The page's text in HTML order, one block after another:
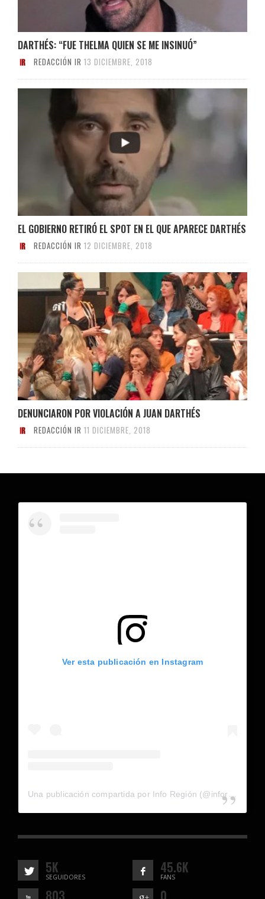
DARTHÉS: “FUE THELMA QUIEN SE ME INSINUÓ”
REDACCIÓN IR 13 DICIEMBRE, 2018
EL GOBIERNO RETIRÓ EL SPOT EN EL QUE APARECE DARTHÉS
REDACCIÓN IR 12 DICIEMBRE, 2018
DENUNCIARON POR VIOLACIÓN A JUAN DARTHÉS
REDACCIÓN IR 11 DICIEMBRE, 2018
Ver esta publicación en Instagram
Una publicación compartida por Info Región (@inforegion_redes)
5K
SEGUIDORES
45.6K
FANS